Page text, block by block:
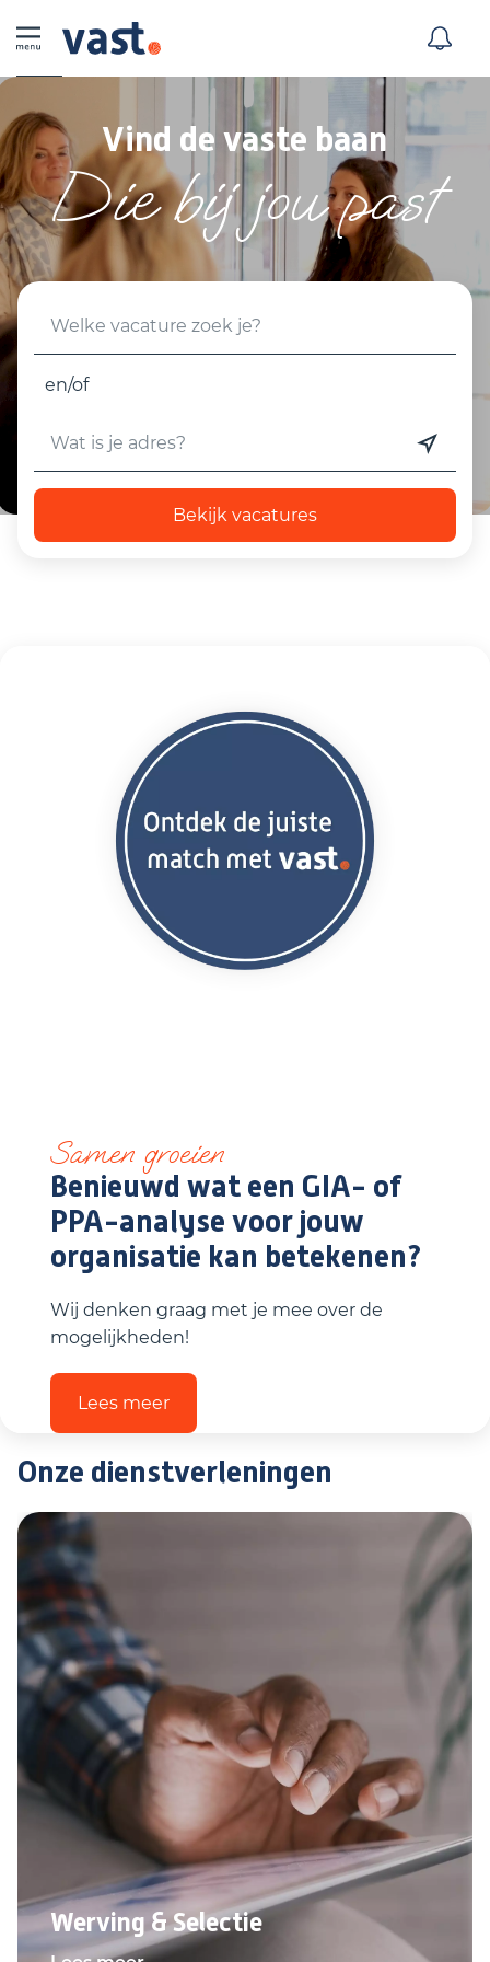
Vind de vaste baan
Die bij jou past
en/of
Bekijk vacatures
Samen groeien
Benieuwd wat een GIA- of
PPA-analyse voor jouw
organisatie kan betekenen?
Wij denken graag met je mee over de
mogelijkheden!
Lees meer
Onze dienstverleningen
Werving & Selectie